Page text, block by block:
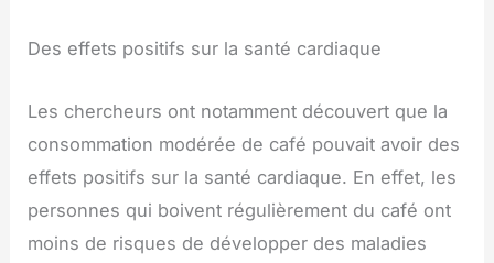
Des effets positifs sur la santé cardiaque
Les chercheurs ont notamment découvert que la
consommation modérée de café pouvait avoir des
effets positifs sur la santé cardiaque. En effet, les
personnes qui boivent régulièrement du café ont
moins de risques de développer des maladies